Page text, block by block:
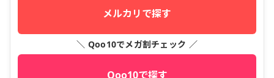
メルカリで探す
＼ Qoo10でメガ割チェック ／
Qoo10で探す